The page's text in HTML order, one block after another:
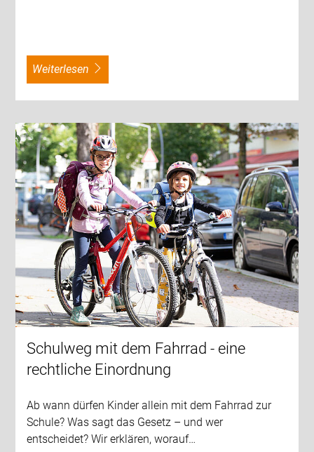
weiterlesen
Schulweg mit dem Fahrrad - eine
rechtliche Einordnung
Ab wann dürfen Kinder allein mit dem Fahrrad zur
Schule? Was sagt das Gesetz – und wer
entscheidet? Wir erklären, worauf…